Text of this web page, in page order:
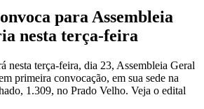
para Assembleia
nesta terça-feira
nesta terça-feira, dia 23, Assembleia Geral
primeira convocação, em sua sede na
1.309, no Prado Velho. Veja o edital